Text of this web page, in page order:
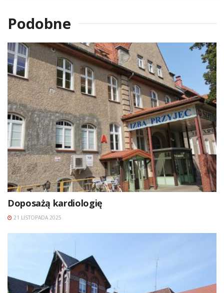
Podobne
Doposażą kardiologię
21 LISTOPADA 2025